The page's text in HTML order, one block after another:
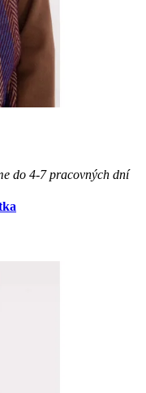
do 4-7 pracovných dní